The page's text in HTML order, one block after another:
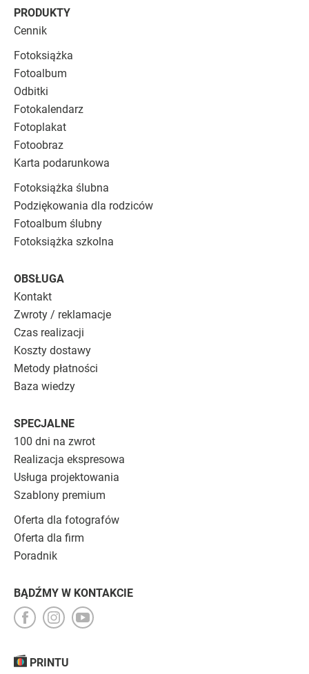
PRINTU
PRODUKTY
Cennik
Fotoksiążka
Fotoalbum
Odbitki
Fotokalendarz
Fotoplakat
Fotoobraz
Karta podarunkowa
Fotoksiążka ślubna
Podziękowania dla rodziców
Fotoalbum ślubny
Fotoksiążka szkolna
OBSŁUGA
Kontakt
Zwroty / reklamacje
Czas realizacji
Koszty dostawy
Metody płatności
Baza wiedzy
SPECJALNE
100 dni na zwrot
Realizacja ekspresowa
Usługa projektowania
Szablony premium
Oferta dla fotografów
Oferta dla firm
Poradnik
BĄDŹMY W KONTAKCIE